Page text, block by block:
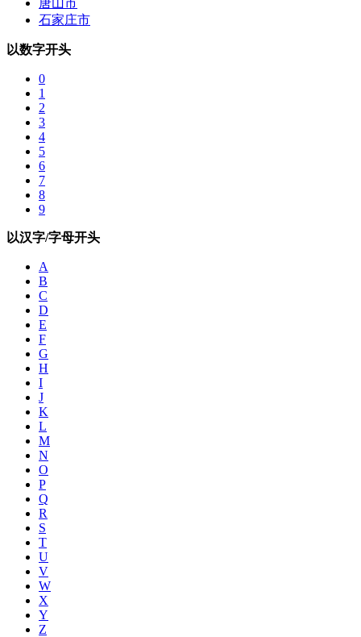
石家庄市
以数字开头
0
1
2
3
4
5
6
7
8
9
以汉字/字母开头
A
B
C
D
E
F
G
H
I
J
K
L
M
N
O
P
Q
R
S
T
U
V
W
X
Y
Z